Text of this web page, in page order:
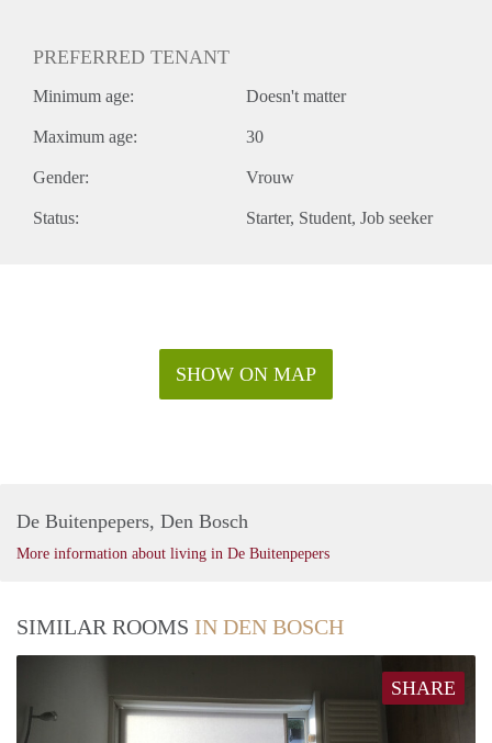
PREFERRED TENANT
Minimum age: Doesn't matter
Maximum age: 30
Gender: Vrouw
Status: Starter Student Job seeker
SHOW ON MAP
De Buitenpepers, Den Bosch
More information about living in De Buitenpepers
SIMILAR ROOMS IN DEN BOSCH
SHARE